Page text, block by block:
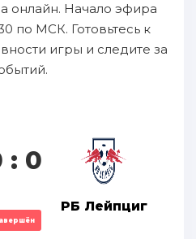
онлайн. Начало эфира
по МСК. Готовьтесь к
игры и следите за
: 0
РБ Лейпциг